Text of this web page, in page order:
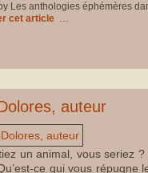
Les anthologies éphémères
cet article …
auteur
un animal, vous seriez
ce qui vous répugne